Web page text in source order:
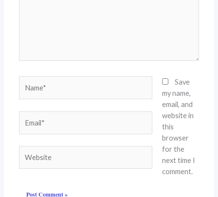
Save
my name,
email, and
website in
this
browser
for the
next time I
comment.